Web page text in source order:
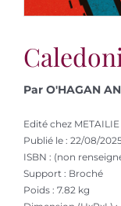
Par O'HAGAN
Edité chez METAILIE
Publié le : 22/08/
ISBN : (non
Support : Broché
Poids : 7.82 kg